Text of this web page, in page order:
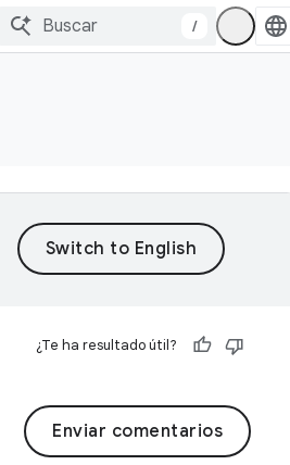
/
¿Te ha resultado útil?
Enviar comentarios